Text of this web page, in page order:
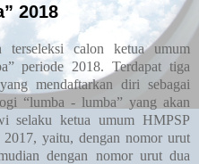
2018
terseleksi calon ketua umum
periode 2018. Terdapat tiga
mendaftarkan diri sebagai
“lumba - lumba” yang akan
selaku ketua umum HMPSP
2017, yaitu, dengan nomor urut
dengan nomor urut dua